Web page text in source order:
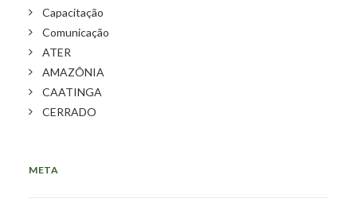
Capacitação
Comunicação
ATER
AMAZÔNIA
CAATINGA
CERRADO
META